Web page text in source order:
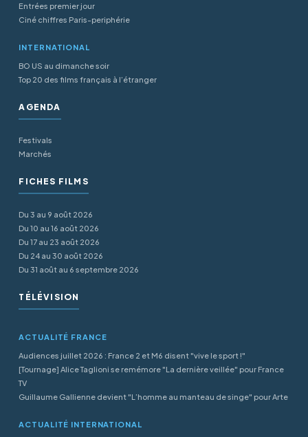
Entrées premier jour
Ciné chiffres Paris-periphérie
INTERNATIONAL
BO US au dimanche soir
Top 20 des films français à l’étranger
AGENDA
Festivals
Marchés
FICHES FILMS
Du 3 au 9 août 2026
Du 10 au 16 août 2026
Du 17 au 23 août 2026
Du 24 au 30 août 2026
Du 31 août au 6 septembre 2026
TÉLÉVISION
ACTUALITÉ FRANCE
Audiences juillet 2026 : France 2 et M6 disent "vive le sport !"
[Tournage] Alice Taglioni se remémore "La dernière veillée" pour France
TV
Guillaume Gallienne devient "L’homme au manteau de singe" pour Arte
ACTUALITÉ INTERNATIONAL